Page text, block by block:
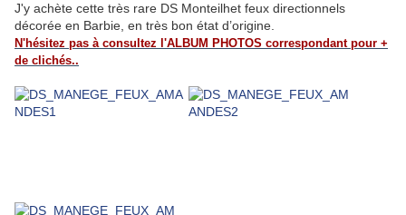
J'y achète cette très rare DS Monteilhet feux directionnels
décorée en Barbie, en très bon état d’origine.
N'hésitez pas à consultez l'ALBUM PHOTOS correspondant pour +
de clichés..